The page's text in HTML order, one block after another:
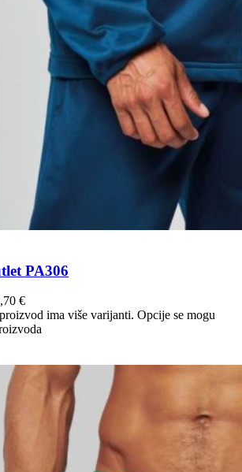
PA306
€
ima više varijanti. Opcije se mogu